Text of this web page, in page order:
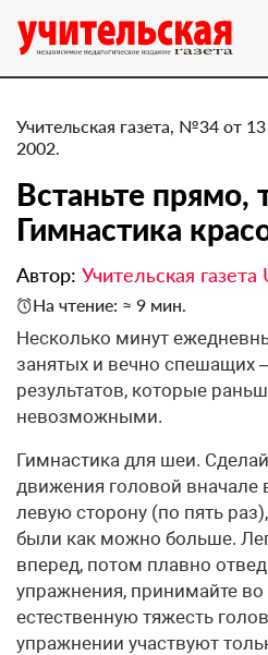
Учительская газета, №34 от 13
2002.
Встаньте прямо,
Гимнастика
Автор: Учительская газета
На чтение: ≈ 9 мин.
Несколько минут
занятых и вечно спешащих
результатов, которые
невозможными.
Гимнастика для шеи.
движения головой вначале
левую сторону (по пять
были как можно больше.
вперед, потом плавно
упражнения, принимайте
естественную тяжесть
упражнении участвуют